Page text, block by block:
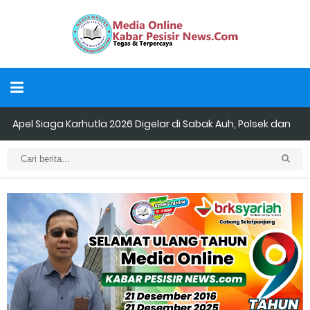
Apel Siaga Karhutla 2026 Digelar di Sabak Auh, Polsek dan
Forkopimcam Perkuat Kesiapsiagaan Cegah Kebakaran
Musyawarah LAM Ke-3 Tualang Sukses, Zulkifli Z (Nomor Urut 1)
Resmi Terpilih Pimpin Lembaga Adat
Kapolres Kepulauan Meranti Perkuat Sinergi Jelang Ekspedisi
Merah Putih Presisi Polda Riau.